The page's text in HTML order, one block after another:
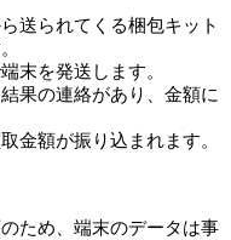
ら送られてくる梱包キット
末を発送します。
果の連絡があり、金額に
金額が振り込まれます。
ため、端末のデータは事